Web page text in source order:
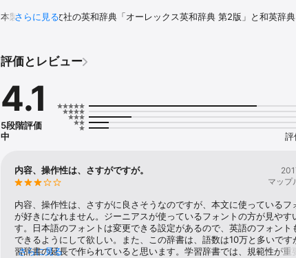
本製品は、旺文社の英和辞典「オーレックス英和辞典 第2版」と和英辞
立つ要素が充実しており、大学受験・検定試験対策にも最適です。また
からの英語教育が重視するコミュニケーションに役立つ情報を多数収録し
「オーレックス和英辞典 第2版」は、高校生の日常学習、大学受験・検
ての方々に向けた上級学習和英辞典です。自然な日本語を、基本的なそ
本製品は、弊社の外国語辞典同様の洗練された使いやすいユーザーイン
や日本語での用例検索など便利な機能を搭載しています。またブックマ
本製品は、全てのコンテンツがデバイス内にインストールされますので
ご利用いただけます。
本製品は、iPhone、iPod touch および iPad 全てでご利用頂けるユニバ
さらに見る
評価とレビュー
4.1
5段階評価
中
評
内容、操作性は、さすがですが。
マップ
内容、操作性は、さすがに良さそうなのですが、本文に使っているフ
が好きになれません。ジーニアスが使っているフォントの方が見やす
す。日本語のフォントは変更できる設定があるので、英語のフォント
できるようにして欲しい。また、この辞書は、語数は10万と多いです
習辞書の延長で作られていると思います。学習辞書では、規範性が重
さらに見る